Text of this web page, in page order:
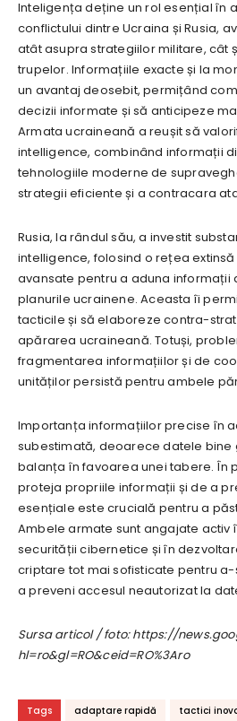
Inteligența deține un rol esențial în
conflictului dintre Ucraina și Rusia,
atât asupra strategiilor militare, cât
trupelor. Informațiile exacte și la
un avantaj deosebit, permițând
decizii informate și să anticipeze
Armata ucraineană a reușit să
intelligence, combinând informații
tehnologiile moderne de
strategii eficiente și a contracara
Rusia, la rândul său, a investit
intelligence, folosind o rețea
avansate pentru a aduna informații
planurile ucrainene. Aceasta îi
tacticile și să elaboreze contra-
apărarea ucraineană. Totuși,
fragmentarea informațiilor și de
unităților persistă pentru ambele
Importanța informațiilor precise în
subestimată, deoarece datele bine
balanța în favoarea unei tabere. În
proteja propriile informații și de a
esențiale este crucială pentru a
Ambele armate sunt angajate activ
securității cibernetice și în
criptare tot mai sofisticate pentru
a preveni accesul neautorizat la
Sursa articol / foto: https://
hl=ro&gl=RO&ceid=RO%3Aro
Tags adaptare rapidă
tactici